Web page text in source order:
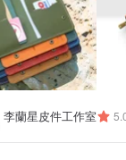
李蘭星皮件工作室